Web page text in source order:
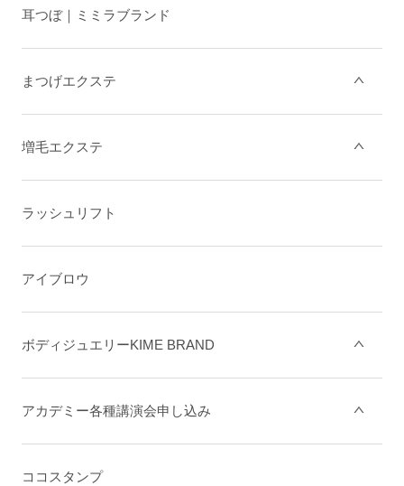
耳つぼ｜ミミラブランド
まつげエクステ
増毛エクステ
ラッシュリフト
アイブロウ
ボディジュエリーKIME BRAND
アカデミー各種講演会申し込み
ココスタンプ